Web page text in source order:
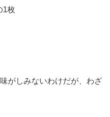
1枚
がしみないわけだが、わざ